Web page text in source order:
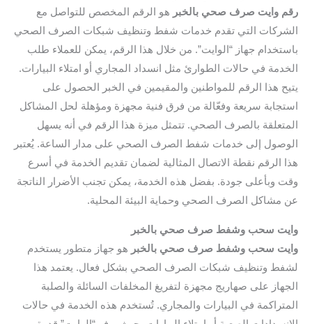
رقم وايت صرف صحي بالخبر هو الرقم المخصص للتواصل مع
الشركات التي تقدم خدمات شفط وتنظيف شبكات الصرف الصحي
باستخدام جهاز “الوايت”. من خلال هذا الرقم، يمكن للعملاء طلب
الخدمة في حالات الطوارئ مثل انسداد المجاري أو امتلاء البيارات.
يتيح هذا الرقم للمواطنين والمقيمين في الخبر الحصول على
استجابة سريعة وفعّالة من فرق فنية مجهزة ومؤهلة لحل المشاكل
المتعلقة بالصرف الصحي. تتمثل ميزة هذا الرقم في أنه يسهل
الوصول إلى خدمات شفط الصرف الصحي على مدار الساعة. يُعتبر
هذا الرقم نقطة الاتصال المثالية لضمان تقديم الخدمة في أسرع
وقت وبأعلى جودة. بفضل هذه الخدمة، يمكن تجنب الأضرار الناتجة
عن مشاكل الصرف الصحي وحماية البيئة المحلية.
وايت سحب وشفط صرف صحي بالخبر
وايت سحب وشفط صرف صحي بالخبر هو جهاز متطور يستخدم
لشفط وتنظيف شبكات الصرف الصحي بشكل فعال. يعتمد هذا
الجهاز على صهاريج مجهزة لتفريغ المخلفات السائلة والصلبة
المتراكمة في البيارات والمجاري. تُستخدم هذه الخدمة في حالات